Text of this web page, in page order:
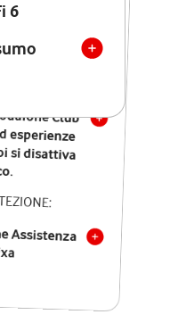
6
verso
e mobili
Club
esperienze
si disattiva
Assistenza